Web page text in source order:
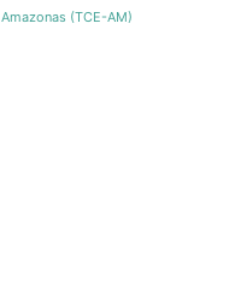
Amazonas (TCE-AM)